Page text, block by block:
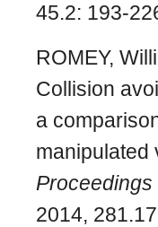
45.2: 193-
ROMEY,
Collision
a
manipulated
2014,